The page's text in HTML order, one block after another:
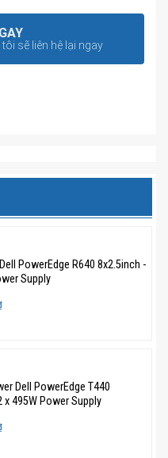
sẽ liên hệ lại ngay
PowerEdge R640 8x2.5inch -
Supply
Dell PowerEdge T440
x 495W Power Supply